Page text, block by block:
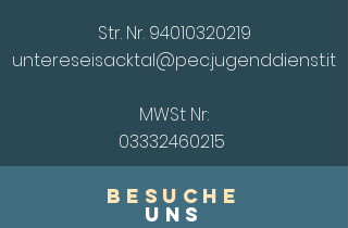
Str. Nr. 94010320219
untereseisacktal@pec.jugenddienst.it
MWSt Nr:
03332460215
Besuche
UnS